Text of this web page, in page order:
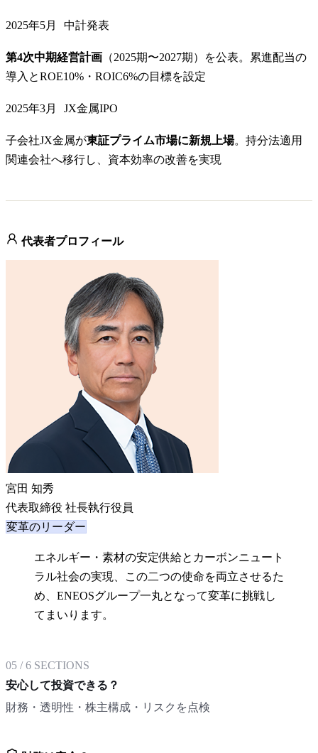
2025年5月 中計発表
第4次中期経営計画 （2025期〜2027期）を公表。累進配当の
導入とROE10%・ROIC6%の目標を設定
2025年3月 JX金属IPO
子会社JX金属が東証プライム市場に新規上場。持分法適用
関連会社へ移行し、資本効率の改善を実現
代表者プロフィール
宮田 知秀
代表取締役 社長執行役員
変革のリーダー
エネルギー・素材の安定供給とカーボンニュート
ラル社会の実現、この二つの使命を両立させるた
め、ENEOSグループ一丸となって変革に挑戦し
てまいります。
05 /6 SECTIONS
安心して投資できる？
財務・透明性・株主構成・リスクを点検